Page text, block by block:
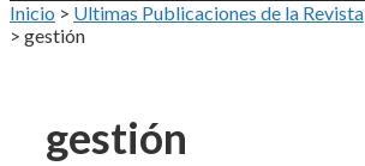
Inicio > Ultimas Publicaciones de la Revista
> gestión
gestión